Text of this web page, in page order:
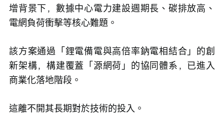
增背景下，數據中心電力建設週期長、碳排放高、
電網負荷衝擊等核心難題。
該方案通過「鋰電備電與高倍率鈉電相結合」的創
新架構，構建覆蓋「源網荷」的協同體系，已進入
商業化落地階段。
這離不開其長期對於技術的投入。